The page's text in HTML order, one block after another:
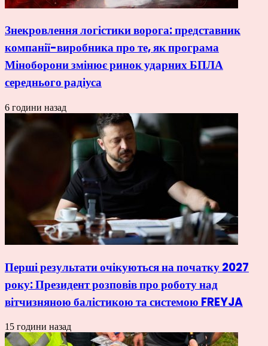
Знекровлення логістики ворога: представник
компанії-виробника про те, як програма
Міноборони змінює ринок ударних БПЛА
середнього радіуса
6 години назад
Перші результати очікуються на початку 2027
року: Президент розповів про роботу над
вітчизняною балістикою та системою FREYJA
15 години назад